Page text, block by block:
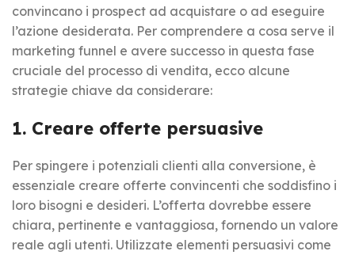
convincano i prospect ad acquistare o ad eseguire
l’azione desiderata. Per comprendere a cosa serve il
marketing funnel e avere successo in questa fase
cruciale del processo di vendita, ecco alcune
strategie chiave da considerare:
1. Creare offerte persuasive
Per spingere i potenziali clienti alla conversione, è
essenziale creare offerte convincenti che soddisfino i
loro bisogni e desideri. L’offerta dovrebbe essere
chiara, pertinente e vantaggiosa, fornendo un valore
reale agli utenti. Utilizzate elementi persuasivi come